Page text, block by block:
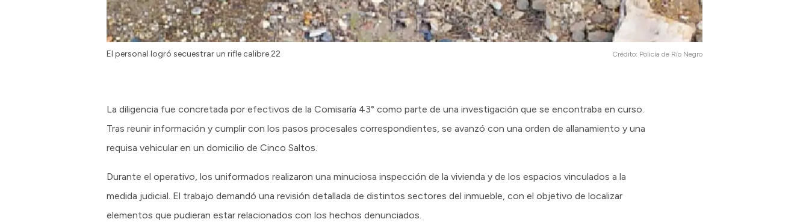
El personal logró secuestrar un rifle calibre 22 Crédito: Policía de Río Negro
La diligencia fue concretada por efectivos de la Comisaría 43° como parte de una investigación que se encontraba en curso.
Tras reunir información y cumplir con los pasos procesales correspondientes, se avanzó con una orden de allanamiento y una
requisa vehicular en un domicilio de Cinco Saltos.
Durante el operativo, los uniformados realizaron una minuciosa inspección de la vivienda y de los espacios vinculados a la
medida judicial. El trabajo demandó una revisión detallada de distintos sectores del inmueble, con el objetivo de localizar
elementos que pudieran estar relacionados con los hechos denunciados.